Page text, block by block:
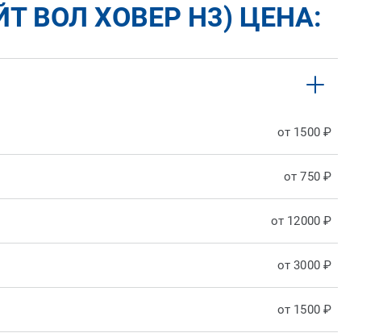
ВОЛ ХОВЕР H3) ЦЕНА:
от 1500 ₽
от 750 ₽
от 12000 ₽
от 3000 ₽
от 1500 ₽